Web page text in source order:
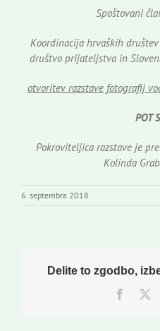
Novi odmev – naše glasilo
Založništvo
Spoštovani
Koordinacija hrvaških
društvo prijateljstva in
otvoritev razstave fotografij
POT
Pokroviteljica razstave je
Kolinda
6. septembra 2018
Delite to zgodbo,